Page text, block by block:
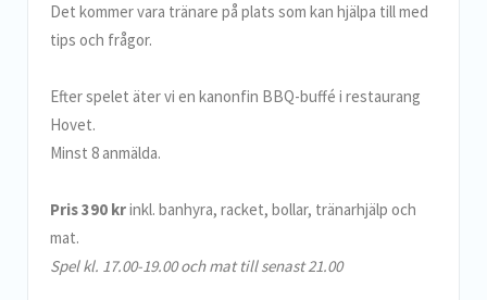
Det kommer vara tränare på plats som kan hjälpa till med
tips och frågor.
Efter spelet äter vi en kanonfin BBQ-buffé i restaurang
Hovet.
Minst 8 anmälda.
Pris 390 krinkl. banhyra, racket, bollar, tränarhjälp och
mat.
Spel kl. 17.00-19.00 och mat till senast 21.00